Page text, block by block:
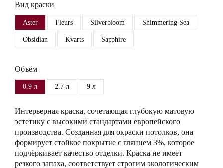
Вид краски
Aster Fleurs Silverbloom Shimmering Sea
Obsidian Kvarts Sapphire
Объём
0.9 л 2.7 л 9 л
Интерьерная краска, сочетающая глубокую матовую
эстетику с высокими стандартами европейского
производства. Созданная для окраски потолков, она
формирует стойкое покрытие с глянцем 3%, которое
подчёркивает качество отделки. Краска не имеет
резкого запаха, соответствует строгим экологическим